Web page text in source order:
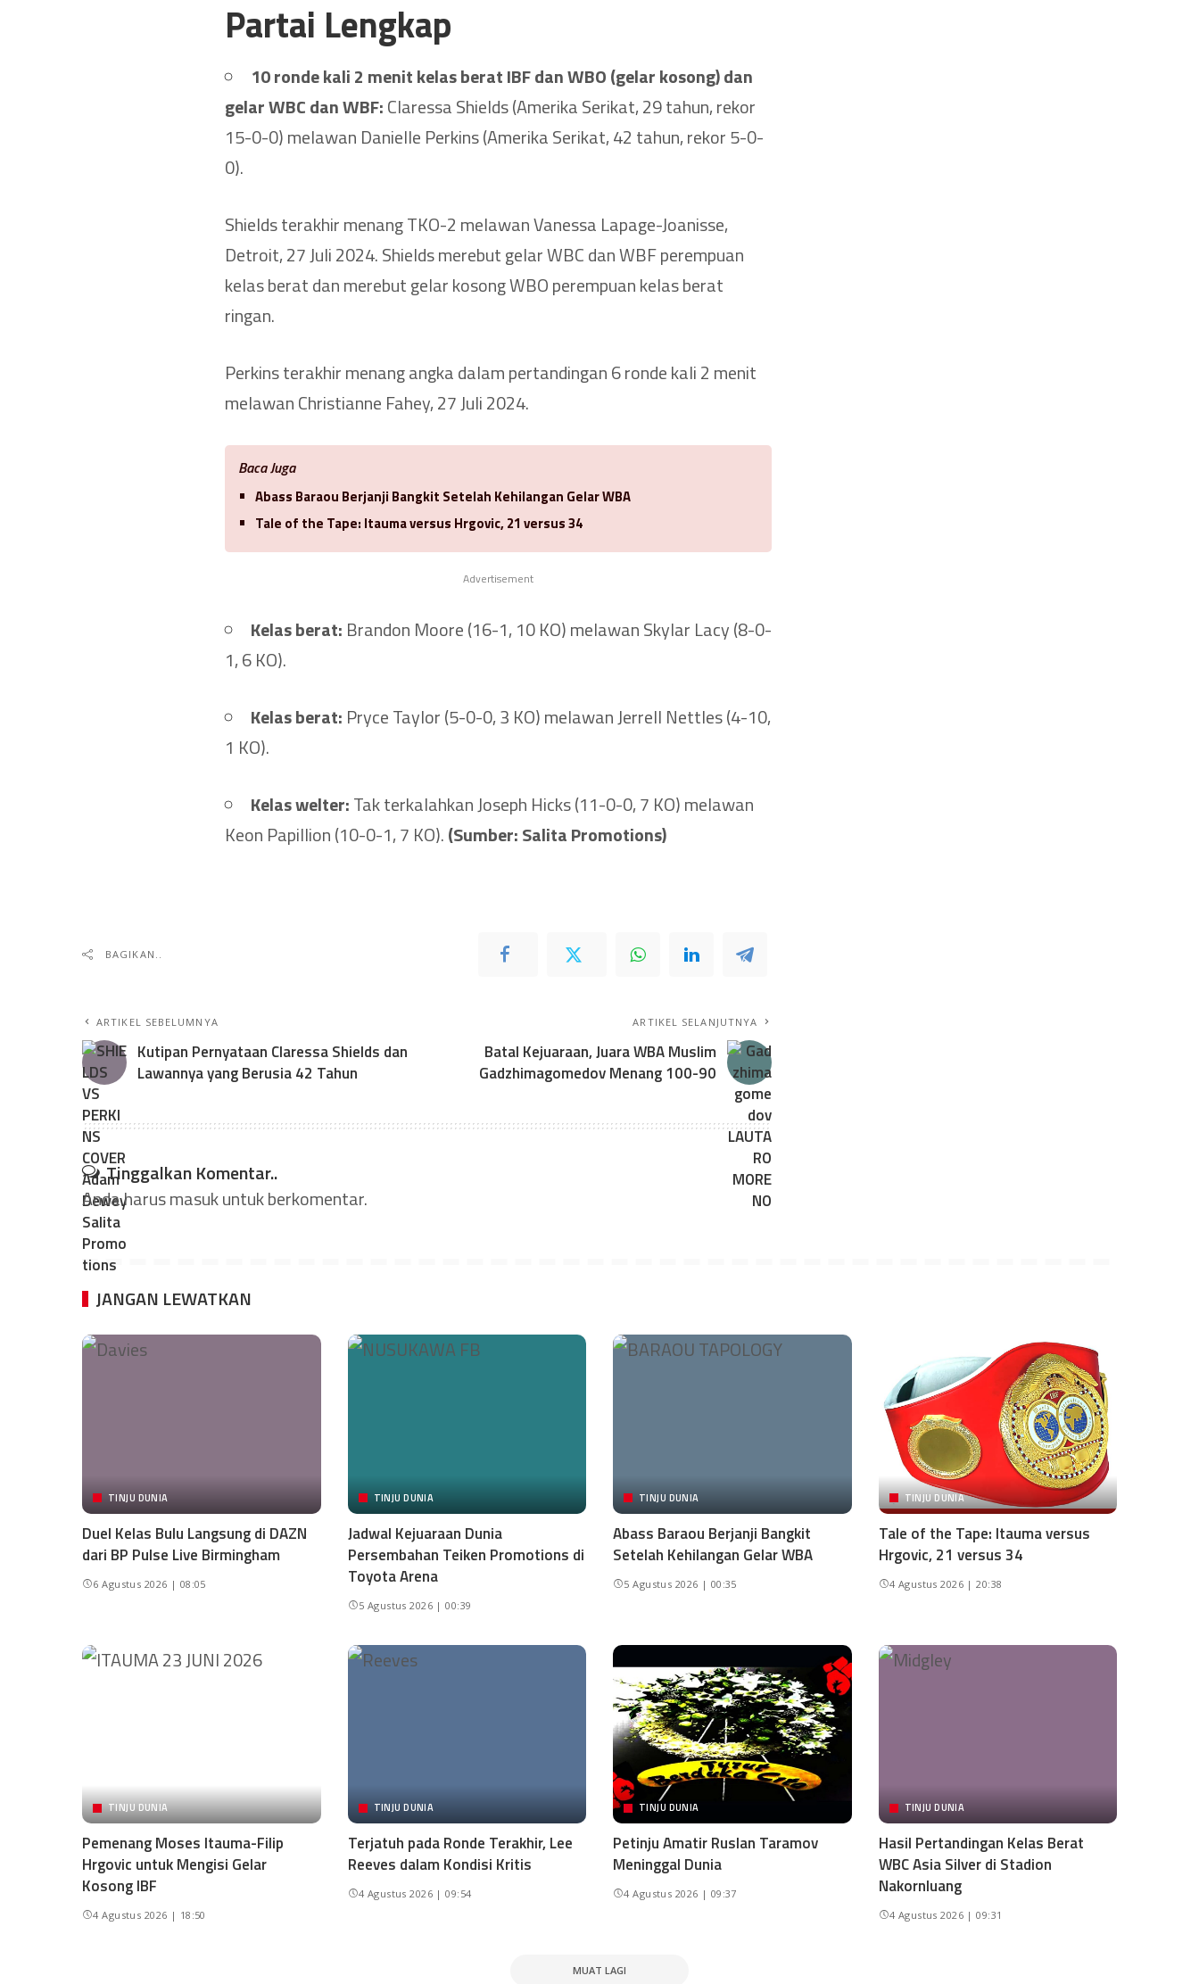
Partai Lengkap
10 ronde kali 2 menit kelas berat IBF dan WBO (gelar kosong) dan
gelar WBC dan WBF:Claressa Shields (Amerika Serikat, 29 tahun, rekor
15-0-0) melawan Danielle Perkins (Amerika Serikat, 42 tahun, rekor 5-0-
0).
Shields terakhir menang TKO-2 melawan Vanessa Lapage-Joanisse,
Detroit, 27 Juli 2024. Shields merebut gelar WBC dan WBF perempuan
kelas berat dan merebut gelar kosong WBO perempuan kelas berat
ringan.
Perkins terakhir menang angka dalam pertandingan 6 ronde kali 2 menit
melawan Christianne Fahey, 27 Juli 2024.
Baca Juga
Abass Baraou Berjanji Bangkit Setelah Kehilangan Gelar WBA
Tale of the Tape: Itauma versus Hrgovic, 21 versus 34
Advertisement
Kelas berat: Brandon Moore (16-1, 10 KO) melawan Skylar Lacy (8-0-
1, 6 KO).
Kelas berat: Pryce Taylor (5-0-0, 3 KO) melawan Jerrell Nettles (4-10,
1 KO).
Kelas welter:Tak terkalahkan Joseph Hicks (11-0-0, 7 KO) melawan
Keon Papillion (10-0-1, 7 KO).(Sumber: Salita Promotions)
BAGIKAN..
ARTIKEL SEBELUMNYA
Kutipan Pernyataan Claressa Shields dan
Lawannya yang Berusia 42 Tahun
ARTIKEL SELANJUTNYA
Batal Kejuaraan, Juara WBA Muslim
Gadzhimagomedov Menang 100-90
Tinggalkan Komentar..
Anda harusmasukuntuk berkomentar.
JANGAN LEWATKAN
TINJU DUNIA
Duel Kelas Bulu Langsung di DAZN
dari BP Pulse Live Birmingham
6 Agustus 2026 | 08:05
TINJU DUNIA
Jadwal Kejuaraan Dunia
Persembahan Teiken Promotions di
Toyota Arena
5 Agustus 2026 | 00:39
TINJU DUNIA
Abass Baraou Berjanji Bangkit
Setelah Kehilangan Gelar WBA
5 Agustus 2026 | 00:35
TINJU DUNIA
Tale of the Tape: Itauma versus
Hrgovic, 21 versus 34
4 Agustus 2026 | 20:38
TINJU DUNIA
Pemenang Moses Itauma-Filip
Hrgovic untuk Mengisi Gelar
Kosong IBF
4 Agustus 2026 | 18:50
TINJU DUNIA
Terjatuh pada Ronde Terakhir, Lee
Reeves dalam Kondisi Kritis
4 Agustus 2026 | 09:54
TINJU DUNIA
Petinju Amatir Ruslan Taramov
Meninggal Dunia
4 Agustus 2026 | 09:37
TINJU DUNIA
Hasil Pertandingan Kelas Berat
WBC Asia Silver di Stadion
Nakornluang
4 Agustus 2026 | 09:31
MUAT LAGI